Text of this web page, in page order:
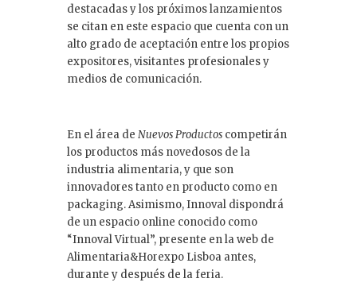
destacadas y los próximos lanzamientos
se citan en este espacio que cuenta con un
alto grado de aceptación entre los propios
expositores, visitantes profesionales y
medios de comunicación.
En el área de Nuevos Productos competirán
los productos más novedosos de la
industria alimentaria, y que son
innovadores tanto en producto como en
packaging. Asimismo, Innoval dispondrá
de un espacio online conocido como
“Innoval Virtual”, presente en la web de
Alimentaria&Horexpo Lisboa antes,
durante y después de la feria.